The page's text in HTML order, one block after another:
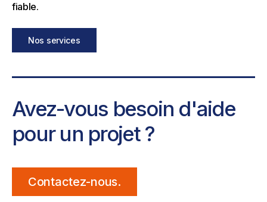
fiable.
Nos services
Avez-vous besoin d'aide
pour un projet ?
Contactez-nous.